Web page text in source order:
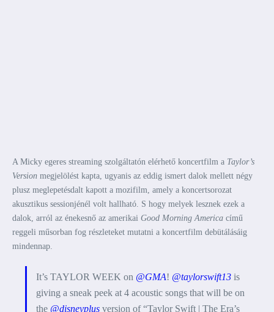
A Micky egeres streaming szolgáltatón elérhető koncertfilm a Taylor’s
Version megjelölést kapta, ugyanis az eddig ismert dalok mellett négy
plusz meglepetésdalt kapott a mozifilm, amely a koncertsorozat
akusztikus sessionjénél volt hallható. S hogy melyek lesznek ezek a
dalok, arról az énekesnő az amerikai Good Morning America című
reggeli műsorban fog részleteket mutatni a koncertfilm debütálásáig
mindennap.
It’s TAYLOR WEEK on @GMA! @taylorswift13 is
giving a sneak peek at 4 acoustic songs that will be on
the @disneyplus version of “Taylor Swift | The Era’s